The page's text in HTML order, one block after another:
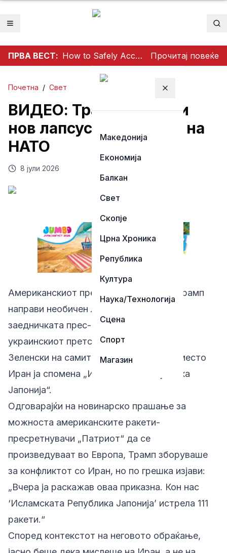
Отвори мени
ПРВА ВЕСТ: How to Safely Access Mathildtantot: A Step‑by‑Step Premium Guide Прочитај повеќе
Затвори мени
Македонија
Економија
Балкан
Свет
Скопје
Црна Хроника
Република
Култура
Наука/Технологија
Сцена
Спорт
Магазин
Почетна / Свет
ВИДЕО: Трамп направи
нов лапсус на самитот на
НАТО
8 јули 2026
Американскиот претседател Доналд Трамп
направи необичен лапсус за време на
заедничката прес-конференција со
украинскиот претседател Володимир
Зеленски на самитот на НАТО, кога наместо
Иран ја спомена „Исламската Република
Јапонија“.
Одговарајќи на новинарско прашање за
можноста американските ракети-
пресретнувачи „Патриот“ да се
произведуваат во Европа, Трамп зборуваше
за конфликтот со Иран, но по грешка изјави:
„Вчера ја раскажав оваа приказна. Кон нас
‘Исламската Република Јапонија’ истрела 111
ракети.“
Според контекстот на неговото обраќање,